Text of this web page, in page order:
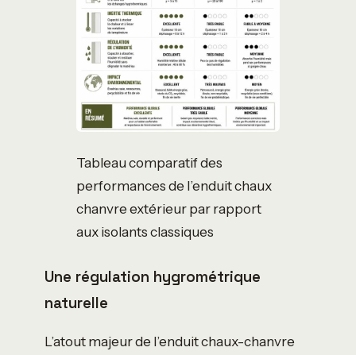
Tableau comparatif des
performances de l’enduit chaux
chanvre extérieur par rapport
aux isolants classiques
Une régulation hygrométrique
naturelle
L’atout majeur de l’enduit chaux-chanvre